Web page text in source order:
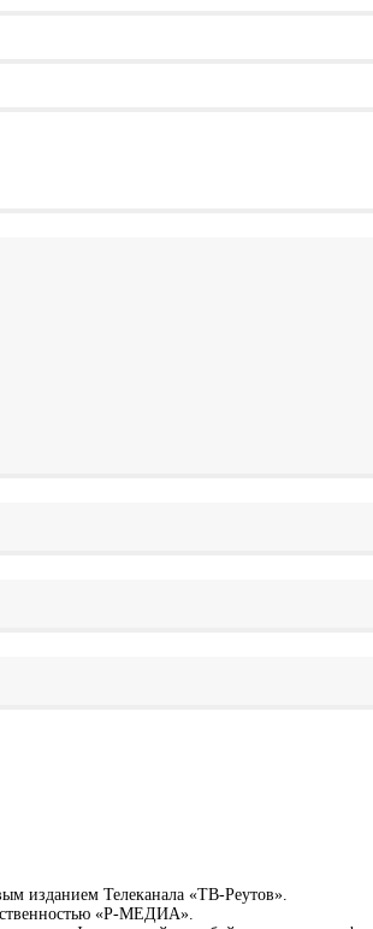
изданием Телеканала «ТВ-Реутов».
«Р-МЕДИА».